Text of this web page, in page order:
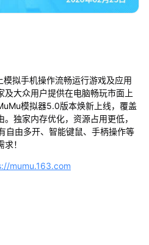
拟手机操作流畅运行游戏及应用
及大众用户提供在电脑畅玩市面上
模拟器5.0版本焕新上线，覆盖
独家内存优化，资源占用更低，
自由多开、智能键鼠、手柄操作等
！
mumu.163.com